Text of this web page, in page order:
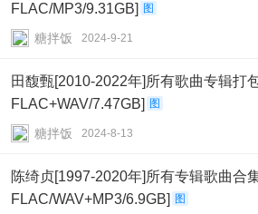
FLAC/MP3/9.31GB]
图
糖拌饭 2024-9-21
田馥甄[2010-2022年]所有歌曲专辑打
FLAC+WAV/7.47GB]
图
糖拌饭 2024-8-13
陈绮贞[1997-2020年]所有专辑歌曲合
FLAC/WAV+MP3/6.9GB]
图